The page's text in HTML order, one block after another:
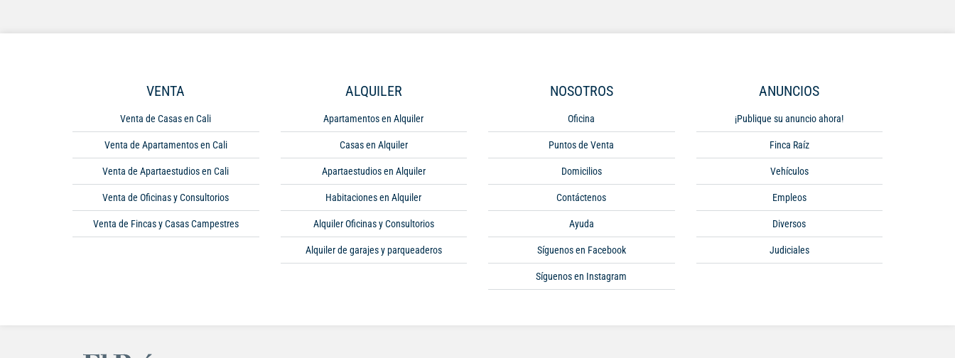
VENTA
Venta de Casas en Cali
Venta de Apartamentos en Cali
Venta de Apartaestudios en Cali
Venta de Oficinas y Consultorios
Venta de Fincas y Casas Campestres
ALQUILER
Apartamentos en Alquiler
Casas en Alquiler
Apartaestudios en Alquiler
Habitaciones en Alquiler
Alquiler Oficinas y Consultorios
Alquiler de garajes y parqueaderos
NOSOTROS
Oficina
Puntos de Venta
Domicilios
Contáctenos
Ayuda
Síguenos en Facebook
Síguenos en Instagram
ANUNCIOS
¡Publique su anuncio ahora!
Finca Raíz
Vehículos
Empleos
Diversos
Judiciales